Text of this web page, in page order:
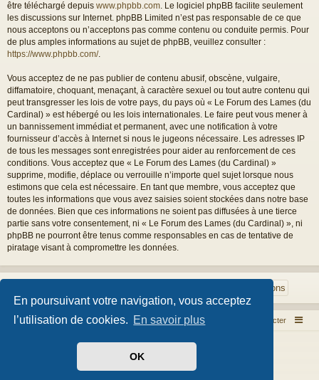
En poursuivant votre navigation, vous acceptez
l’utilisation de cookies. En savoir plus
OK
être téléchargé depuis www.phpbb.com. Le logiciel phpBB facilite seulement
les discussions sur Internet. phpBB Limited n’est pas responsable de ce que
nous acceptons ou n’acceptons pas comme contenu ou conduite permis. Pour
de plus amples informations au sujet de phpBB, veuillez consulter :
https://www.phpbb.com/.
Vous acceptez de ne pas publier de contenu abusif, obscène, vulgaire,
diffamatoire, choquant, menaçant, à caractère sexuel ou tout autre contenu qui
peut transgresser les lois de votre pays, du pays où « Le Forum des Lames (du
Cardinal) » est hébergé ou les lois internationales. Le faire peut vous mener à
un bannissement immédiat et permanent, avec une notification à votre
fournisseur d’accès à Internet si nous le jugeons nécessaire. Les adresses IP
de tous les messages sont enregistrées pour aider au renforcement de ces
conditions. Vous acceptez que « Le Forum des Lames (du Cardinal) »
supprime, modifie, déplace ou verrouille n’importe quel sujet lorsque nous
estimons que cela est nécessaire. En tant que membre, vous acceptez que
toutes les informations que vous avez saisies soient stockées dans notre base
de données. Bien que ces informations ne soient pas diffusées à une tierce
partie sans votre consentement, ni « Le Forum des Lames (du Cardinal) », ni
phpBB ne pourront être tenus comme responsables en cas de tentative de
piratage visant à compromettre les données.
Index du forum Nous contacter
Développé parphpBB® Forum Software © phpBB Limited
Arty- phpBB 3.3 par MrGaby
phpBB-fr.com